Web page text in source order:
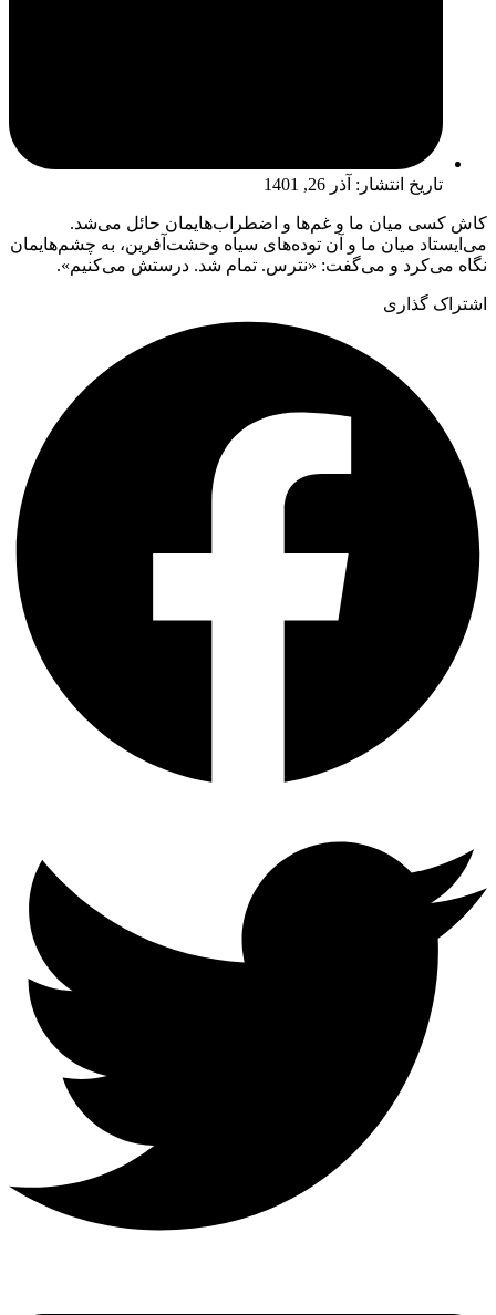
تاریخ انتشار: آذر 26, 1401
کاش کسی میان ما و غم‌ها و اضطراب‌هایمان حائل می‌شد.
می‌ایستاد میان ما و آن توده‌های سیاه وحشت‌آفرین، به چشم‌هایمان
نگاه می‌کرد و می‌گفت: «نترس. تمام شد. درستش می‌کنیم».
اشتراک گذاری